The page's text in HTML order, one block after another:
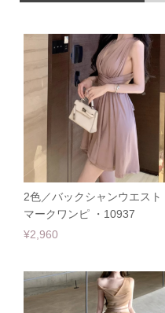
2色／バックシャンウエスト
マークワンピ ・10937
¥2,960